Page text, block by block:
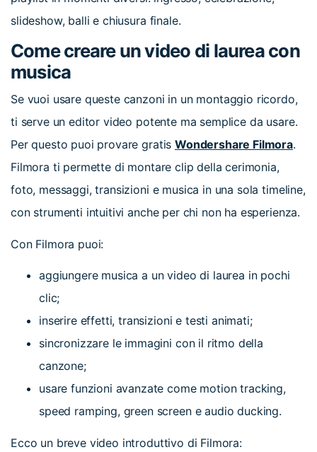
slideshow, balli e chiusura finale.
Come creare un video di laurea con
musica
Se vuoi usare queste canzoni in un montaggio ricordo,
ti serve un editor video potente ma semplice da usare.
Per questo puoi provare gratisWondershare Filmora.
Filmora ti permette di montare clip della cerimonia,
foto, messaggi, transizioni e musica in una sola timeline,
con strumenti intuitivi anche per chi non ha esperienza.
Con Filmora puoi:
aggiungere musica a un video di laurea in pochi
clic;
inserire effetti, transizioni e testi animati;
sincronizzare le immagini con il ritmo della
canzone;
usare funzioni avanzate come motion tracking,
speed ramping, green screen e audio ducking.
Ecco un breve video introduttivo di Filmora: